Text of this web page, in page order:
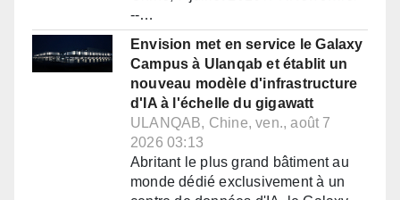
--…
Envision met en service le Galaxy
Campus à Ulanqab et établit un
nouveau modèle d'infrastructure
d'IA à l'échelle du gigawatt
ULANQAB, Chine, ven., août 7
2026 03:13
Abritant le plus grand bâtiment au
monde dédié exclusivement à un